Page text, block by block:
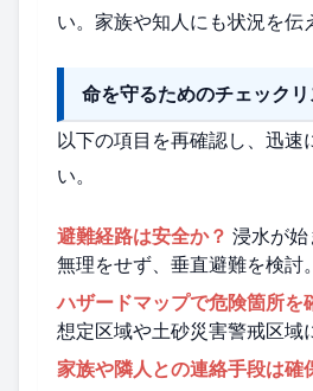
い。家族や知人にも状況を伝
命を守るためのチェックリ
以下の項目を再確認し、迅速
い。
避難経路は安全か？ 浸水が
無理をせず、垂直避難を検討。
ハザードマップで危険箇所を
想定区域や土砂災害警戒区域
家族や隣人との連絡手段は確